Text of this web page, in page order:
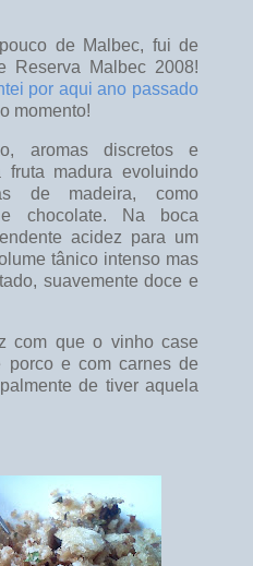
de Malbec, fui de
Reserva Malbec 2008!
por aqui ano passado
momento!
aromas discretos e
fruta madura evoluindo
de madeira, como
chocolate. Na boca
acidez para um
tânico intenso mas
suavemente doce e
com que o vinho case
porco e com carnes de
de tiver aquela